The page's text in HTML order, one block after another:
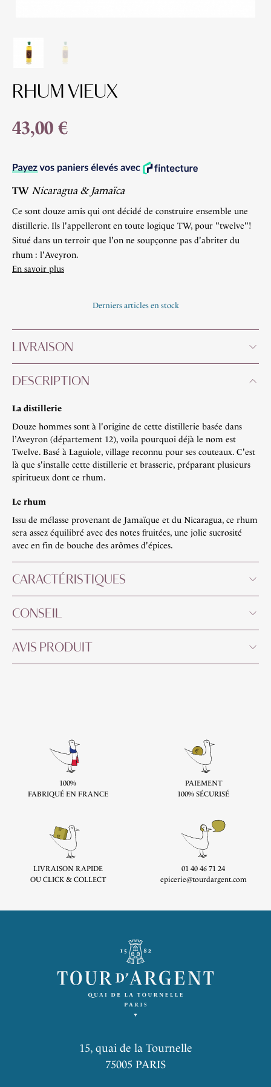
RHUM VIEUX
43,00 €
TW Nicaragua & Jamaïca
Ce sont douze amis qui ont décidé de construire ensemble une
distillerie. Ils l'appelleront en toute logique TW, pour "twelve"!
Situé dans un terroir que l'on ne soupçonne pas d'abriter du
rhum : l'Aveyron.
En savoir plus
Derniers articles en stock
LIVRAISON
DESCRIPTION
La distillerie
Douze hommes sont à l'origine de cette distillerie basée dans
l’Aveyron (département 12), voila pourquoi déjà le nom est
Twelve. Basé à Laguiole, village reconnu pour ses couteaux. C'est
là que s'installe cette distillerie et brasserie, préparant plusieurs
spiritueux dont ce rhum.
Le rhum
Issu de mélasse provenant de Jamaïque et du Nicaragua, ce rhum
sera assez équilibré avec des notes fruitées, une jolie sucrosité
avec en fin de bouche des arômes d'épices.
CARACTÉRISTIQUES
CONSEIL
AVIS PRODUIT
100%
FABRIQUÉ EN FRANCE
PAIEMENT
100% SÉCURISÉ
LIVRAISON RAPIDE
OU CLICK & COLLECT
01 40 46 71 24
epicerie@tourdargent.com
15, quai de la Tournelle
75005 PARIS